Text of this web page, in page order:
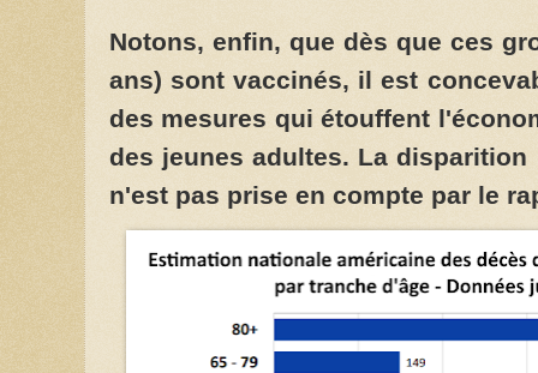
Notons, enfin, que dès que ces
ans) sont vaccinés, il est
des mesures qui étouffent
des jeunes adultes. La
n'est pas prise en compte par le